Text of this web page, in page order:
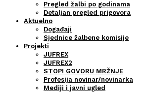
Pregled žalbi po godinama
Detaljan pregled prigovora
Aktuelno
Događaji
Sjednice žalbene komisije
Projekti
JUFREX
JUFREX2
STOP! GOVORU MRŽNJE
Profesija novinar/novinarka
Mediji i javni ugled